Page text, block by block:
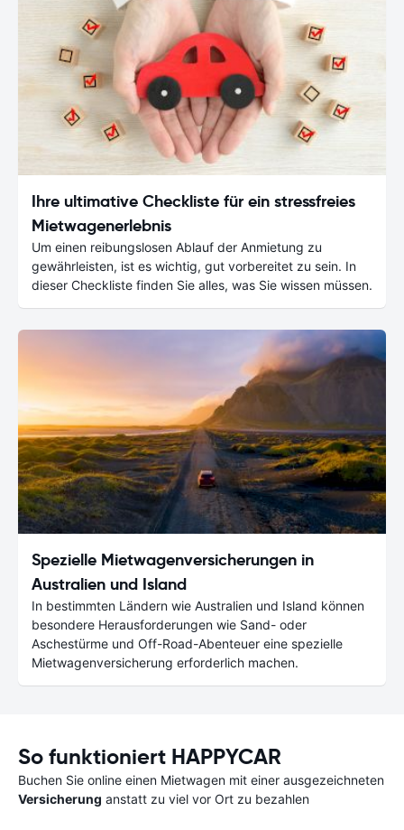
Ihre ultimative Checkliste für ein stressfreies
Mietwagenerlebnis
Um einen reibungslosen Ablauf der Anmietung zu
gewährleisten, ist es wichtig, gut vorbereitet zu sein. In
dieser Checkliste finden Sie alles, was Sie wissen müssen.
Spezielle Mietwagenversicherungen in
Australien und Island
In bestimmten Ländern wie Australien und Island können
besondere Herausforderungen wie Sand- oder
Aschestürme und Off-Road-Abenteuer eine spezielle
Mietwagenversicherung erforderlich machen.
So funktioniert HAPPYCAR
Buchen Sie online einen Mietwagen mit einer ausgezeichneten
Versicherung anstatt zu viel vor Ort zu bezahlen